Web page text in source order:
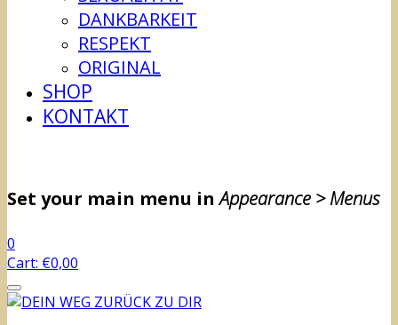
DANKBARKEIT
RESPEKT
ORIGINAL
SHOP
KONTAKT
Set your main menu inAppearance > Menus
0
Cart: €0,00